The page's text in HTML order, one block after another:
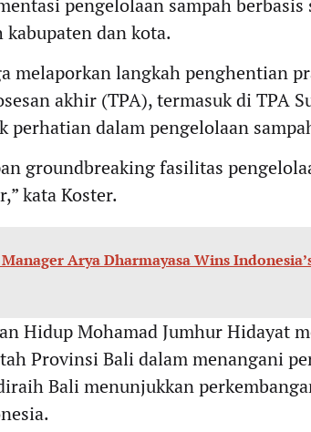
dan kota.
melaporkan langkah penghentian
akhir (TPA), termasuk di TPA
dalam pengelolaan
groundbreaking fasilitas
kata Koster.
Manager Arya Dharmayasa Wins
Hidup Mohamad Jumhur Hidayat
Provinsi Bali dalam menangani
Bali menunjukkan